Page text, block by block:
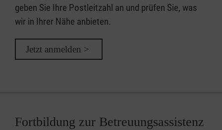
geben Sie Ihre Postleitzahl an und prüfen Sie, was
wir in Ihrer Nähe anbieten.
Jetzt anmelden >
Fortbildung zur Betreuungsassistenz